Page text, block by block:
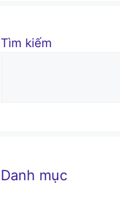
Tìm kiếm
Danh mục